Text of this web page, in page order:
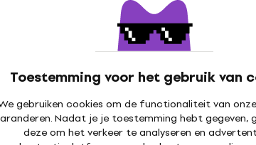
Toestemming voor het gebruik van
gebruiken cookies om de functionaliteit van
Nadat je je toestemming hebt gegeven,
deze om het verkeer te analyseren en
Gratis verzendingvanaf € 249